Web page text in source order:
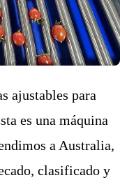
ajustables para
es una máquina
a Australia,
clasificado y